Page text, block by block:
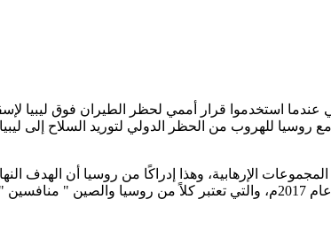
الخداع السياسي عندما استخدموا قرار أممي لحظر الطيران فوق
مع روسيا للهروب من الحظر الدولي لتوريد السلاح إلى
الإرهابية، وهذا إدراكًا من روسيا أن الهدف
ليس سوريا أو ليبيا بل التوجه نحو روسيا والصين وفق رؤية الأمن القومي الأمريكي التي أعلنها الرئيس ترامب في ديسمبر عام 2017م،